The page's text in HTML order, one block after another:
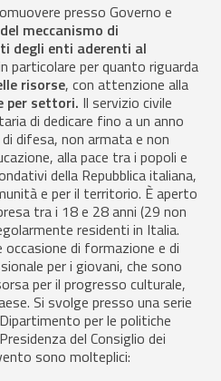
presso Governo e
meccanismo di
degli enti aderenti al
particolare per quanto riguarda
risorse, con attenzione alla
per settori. Il servizio civile
di dedicare fino a un anno
difesa, non armata e non
alla pace tra i popoli e
della Repubblica italiana,
e per il territorio. È aperto
tra i 18 e 28 anni (29 non
residenti in Italia.
di formazione e di
per i giovani, che sono
per il progresso culturale,
Si svolge presso una serie
per le politiche
del Consiglio dei
sono molteplici: